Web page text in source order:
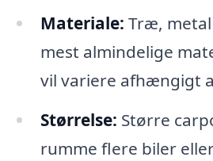
Materiale: Træ,
mest almindelige
vil variere afhængigt
Størrelse: Større
rumme flere biler